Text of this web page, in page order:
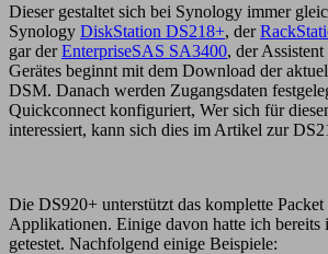
Dieser gestaltet sich bei Synology immer
Synology DiskStation DS218+, der
gar derEnterpriseSAS SA3400, der
Gerätes beginnt mit dem Download der
DSM. Danach werden Zugangsdaten
Quickconnect konfiguriert, Wer sich für
interessiert, kann sich dies im Artikel zur
Die DS920+ unterstützt das komplette
Applikationen. Einige davon hatte ich bereits
getestet. Nachfolgend einige Beispiele: